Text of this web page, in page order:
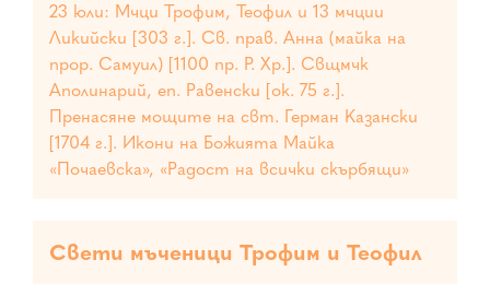
23 юли: Мчци Трофим, Теофил и 13 мчции
Ликийски [303 г.]. Св. прав. Анна (майка на
прор. Самуил) [1100 пр. Р. Хр.]. Свщмчк
Аполинарий, еп. Равенски [ок. 75 г.].
Пренасяне мощите на свт. Герман Казански
[1704 г.]. Икони на Божията Майка
«Почаевска», «Радост на всички скърбящи»
Свети мъченици Трофим и Теофил